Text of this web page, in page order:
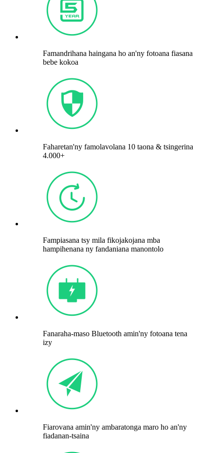
Famandrihana haingana ho an'ny fotoana fiasana
bebe kokoa
Faharetan'ny famolavolana 10 taona & tsingerina
4.000+
Fampiasana tsy mila fikojakojana mba
hampihenana ny fandaniana manontolo
Fanaraha-maso Bluetooth amin'ny fotoana tena
izy
Fiarovana amin'ny ambaratonga maro ho an'ny
fiadanan-tsaina